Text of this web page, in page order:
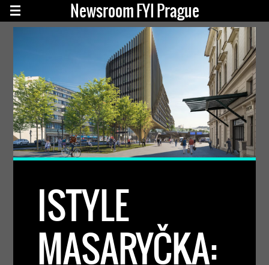
Newsroom FYI Prague
ISTYLE
MASARYČKA: